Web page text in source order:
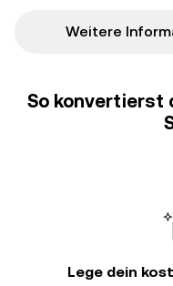
Weitere
So konvertierst
Lege dein